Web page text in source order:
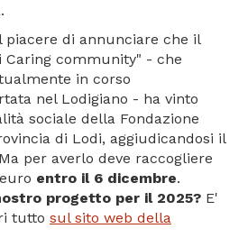
di annunciare che il
Caring community" - che
in corso
nel Lodigiano - ha vinto
sociale della Fondazione
di Lodi, aggiudicandosi il
per averlo deve raccogliere
entro il 6 dicembre.
progetto per il 2025? E'
tutto sul sito web della